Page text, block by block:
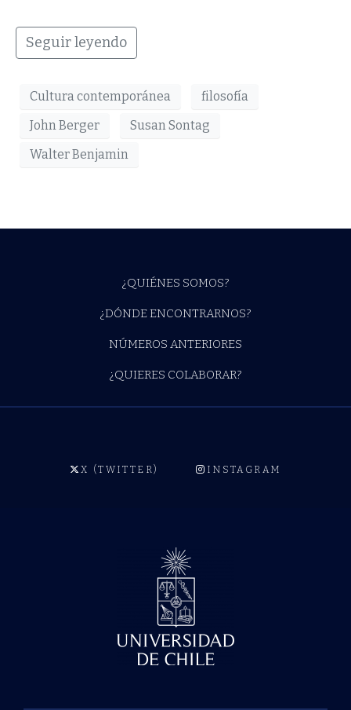
Seguir leyendo
Cultura contemporánea
filosofía
John Berger
Susan Sontag
Walter Benjamin
¿QUIÉNES SOMOS?
¿DÓNDE ENCONTRARNOS?
NÚMEROS ANTERIORES
¿QUIERES COLABORAR?
X (TWITTER) INSTAGRAM